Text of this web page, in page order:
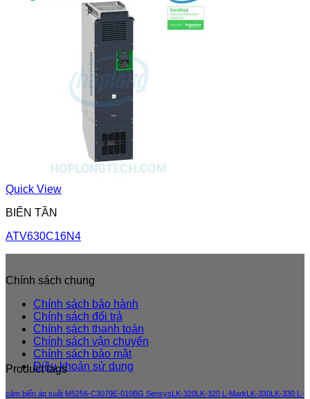
Quick View
BIẾN TẦN
ATV630C16N4
Chính sách chung
Chính sách bảo hành
Chính sách đổi trả
Chính sách thanh toán
Chính sách vận chuyển
Chính sách bảo mật
Điều khoản sử dung
Product tags
cảm biến áp suất M5256-C3079E-010BG Sensys LK-320 LK-320 L-Mark LK-330 LK-330 L-